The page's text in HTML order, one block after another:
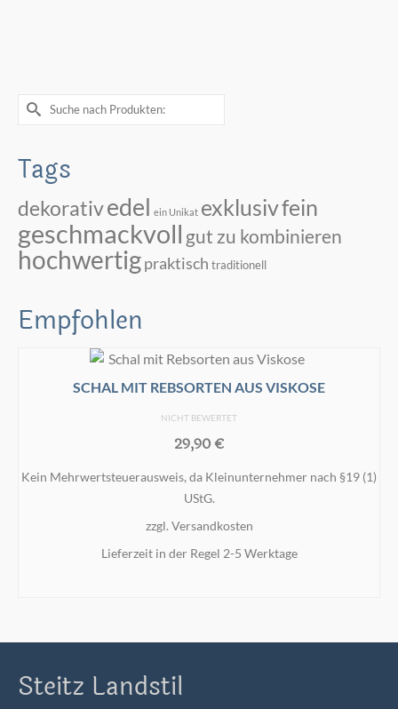
Suche
nach:
Tags
dekorativedel ein Unikat exklusivfein
geschmackvoll gut zu kombinieren
hochwertigpraktisch traditionell
Empfohlen
SCHAL MIT REBSORTEN AUS VISKOSE
NICHT BEWERTET
29,90€
Kein Mehrwertsteuerausweis, da Kleinunternehmer nach §19 (1)
UStG.
zzgl. Versandkosten
Lieferzeit in der Regel 2-5 Werktage
Steitz Landstil